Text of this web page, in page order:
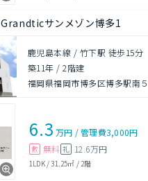
Grandticサンメゾン博多1
鹿児島本線 / 竹下駅 徒歩15分
築11年 /2階建
福岡県福岡市博多区博多駅南５
6.3 万円 /管理費3,000円
敷 無料 礼 12.6万円
1LDK/31.25㎡ / 2階